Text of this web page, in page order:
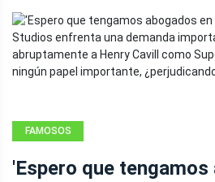
FAMOSOS
'Espero que tengamos